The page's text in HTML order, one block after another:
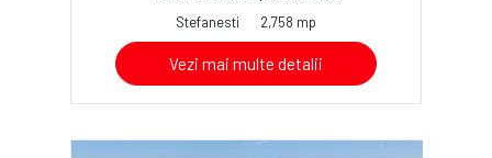
Stefanesti
2,758 mp
Vezi mai multe detalii